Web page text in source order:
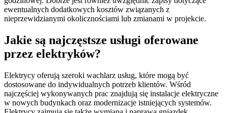
ewentualnych dodatkowych kosztów związanych z
nieprzewidzianymi okolicznościami lub zmianami w projekcie.
Jakie są najczęstsze usługi oferowane
przez elektryków?
Elektrycy oferują szeroki wachlarz usług, które mogą być
dostosowane do indywidualnych potrzeb klientów. Wśród
najczęściej wykonywanych prac znajdują się instalacje elektryczne
w nowych budynkach oraz modernizacje istniejących systemów.